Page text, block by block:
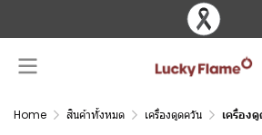
Home สินค้าทั้งหมด เครื่องดูดควัน เครื่อง